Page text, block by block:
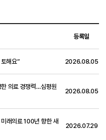
등록일
해요” 2026.08.05
의료 경쟁력…심평원
2026.08.05
래의료 100년 향한 새
2026.07.29